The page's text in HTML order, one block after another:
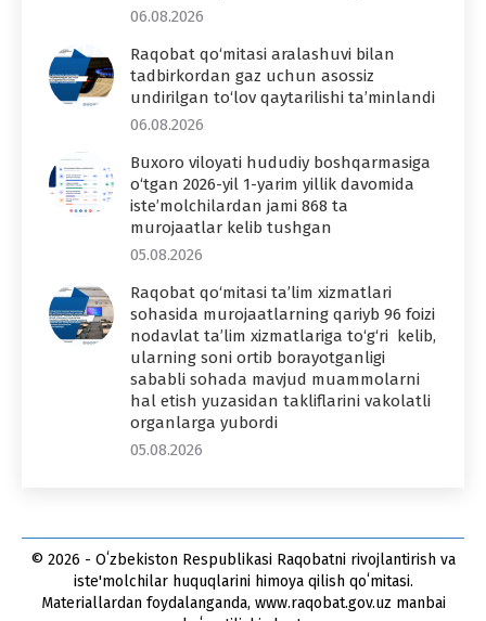
06.08.2026
Raqobat qo‘mitasi aralashuvi bilan
tadbirkordan gaz uchun asossiz
undirilgan to‘lov qaytarilishi ta’minlandi
06.08.2026
Buxoro viloyati hududiy boshqarmasiga
o‘tgan 2026-yil 1-yarim yillik davomida
iste’molchilardan jami 868 ta
murojaatlar kelib tushgan
05.08.2026
Raqobat qo‘mitasi ta’lim xizmatlari
sohasida murojaatlarning qariyb 96 foizi
nodavlat ta’lim xizmatlariga to‘g‘ri kelib,
ularning soni ortib borayotganligi
sababli sohada mavjud muammolarni
hal etish yuzasidan takliflarini vakolatli
organlarga yubordi
05.08.2026
© 2026 - Oʻzbekiston Respublikasi Raqobatni rivojlantirish va
iste'molchilar huquqlarini himoya qilish qoʻmitasi.
Materiallardan foydalanganda, www.raqobat.gov.uz manbai